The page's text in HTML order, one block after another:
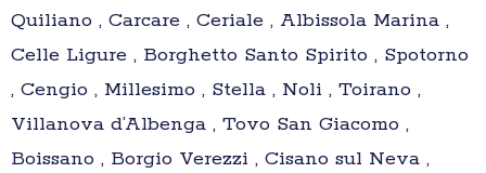
Quiliano , Carcare , Ceriale , Albissola Marina ,
Celle Ligure , Borghetto Santo Spirito , Spotorno
, Cengio , Millesimo , Stella , Noli , Toirano ,
Villanova d’Albenga , Tovo San Giacomo ,
Boissano , Borgio Verezzi , Cisano sul Neva ,